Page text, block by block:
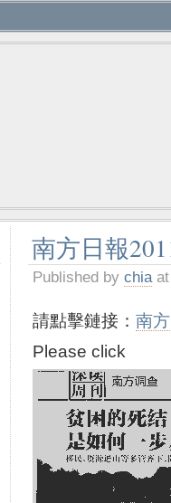
南方日報
Published by chiaat
請點擊鏈接： 南
Please click